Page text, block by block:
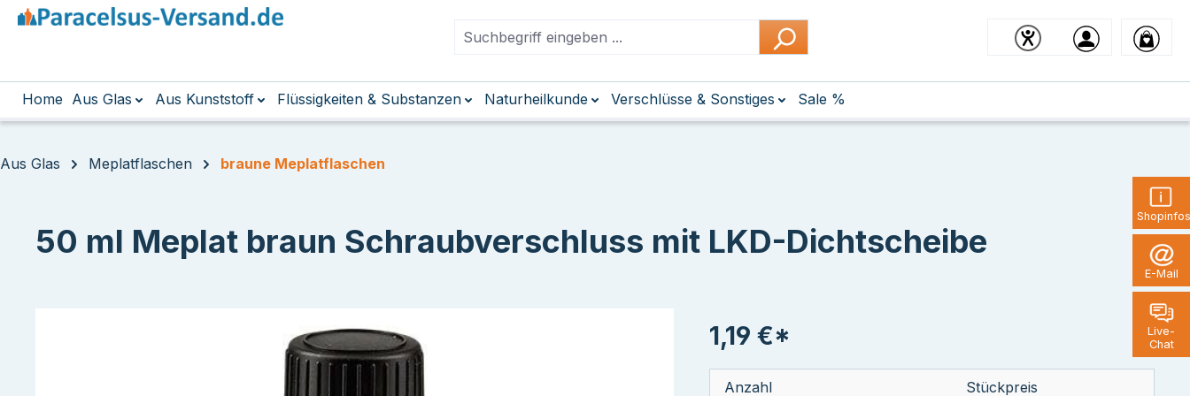
Hauptinhalt springen
Zur Suche springen
Zur Hauptnavigation springen
E-Mail
Live-
Chat
Home Aus Glas Aus Kunststoff Flüssigkeiten & Substanzen Naturheilkunde Verschlüsse & Sonstiges Sale %
Aus Glas Meplatflaschen braune Meplatflaschen
50 ml Meplat braun Schraubverschluss mit LKD-Dichtscheibe
1,19 €*
Anzahl Stückpreis